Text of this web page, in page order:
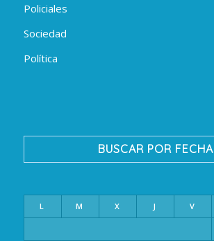
Policiales
Sociedad
Política
BUSCAR POR FECHA
L M X J V